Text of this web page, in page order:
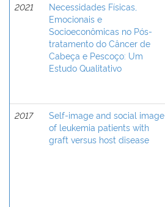
2021
Necessidades Físicas,
Emocionais e
Socioeconômicas no Pós-
tratamento do Câncer de
Cabeça e Pescoço: Um
Estudo Qualitativo
2017
Self-image and social image
of leukemia patients with
graft versus host disease